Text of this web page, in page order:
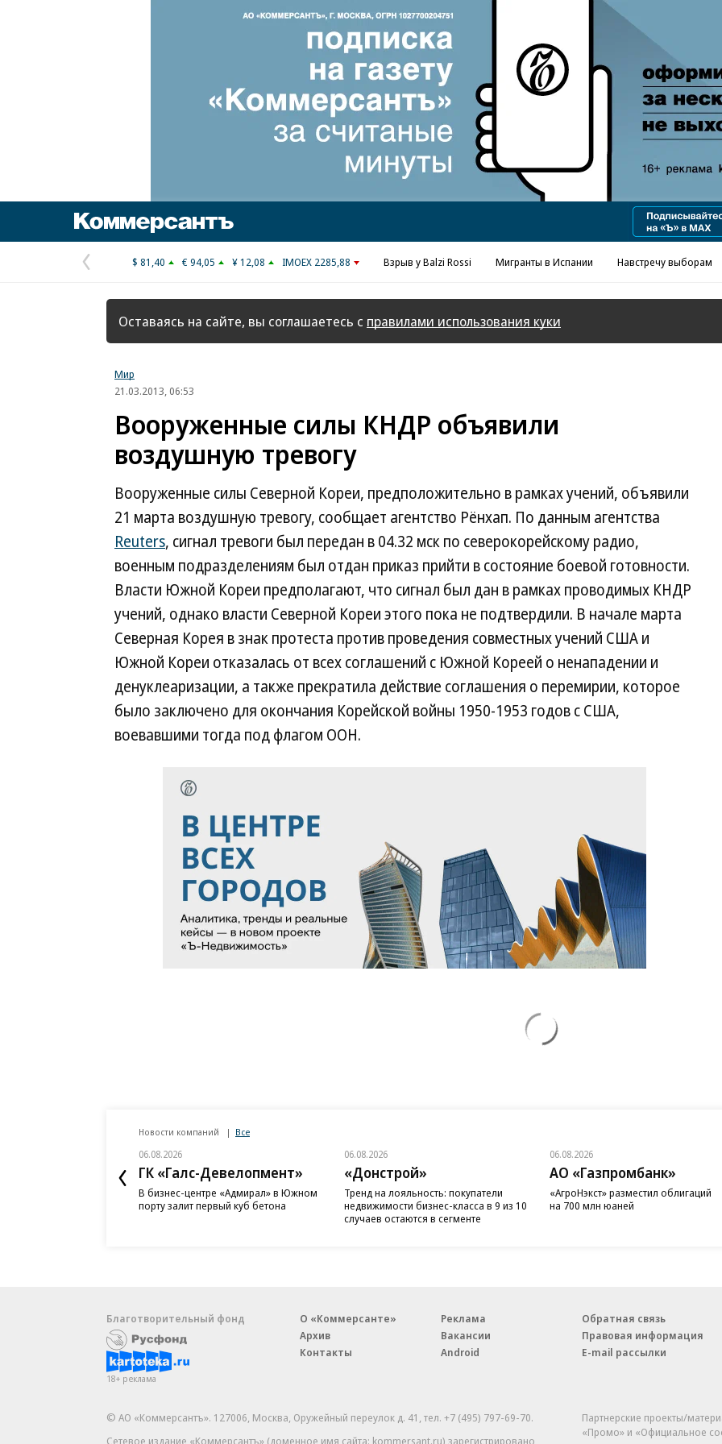
Реклама в «Ъ» www.kommersant.ru/ad
Предыдущая
страница
$ 81,40 € 94,05 ¥ 12,08 IMOEX 2285,88 Взрыв у Balzi Rossi Мигранты в Испании Навстречу выборам
Оставаясь на сайте, вы соглашаетесь с правилами использования куки
Мир
21.03.2013, 06:53
Вооруженные силы КНДР объявили
воздушную тревогу
Вооруженные силы Северной Кореи, предположительно в рамках учений, объявили
21 марта воздушную тревогу, сообщает агентство Рёнхап. По данным агентства
Reuters, сигнал тревоги был передан в 04.32 мск по северокорейскому радио,
военным подразделениям был отдан приказ прийти в состояние боевой готовности.
Власти Южной Кореи предполагают, что сигнал был дан в рамках проводимых КНДР
учений, однако власти Северной Кореи этого пока не подтвердили. В начале марта
Северная Корея в знак протеста против проведения совместных учений США и
Южной Кореи отказалась от всех соглашений с Южной Кореей о ненападении и
денуклеаризации, а также прекратила действие соглашения о перемирии, которое
было заключено для окончания Корейской войны 1950-1953 годов с США,
воевавшими тогда под флагом ООН.
Новости компаний Все
06.08.2026
ГК «Галс-Девелопмент»
В бизнес-центре «Адмирал» в Южном
порту залит первый куб бетона
06.08.2026
«Донстрой»
Тренд на лояльность: покупатели
недвижимости бизнес-класса в 9 из 10
случаев остаются в сегменте
06.08.2026
АО «Газпромбанк»
«АгроНэкст» разместил облигаций
на 700 млн юаней
Благотворительный фонд
18+ реклама
О «Коммерсанте»
Архив
Контакты
Реклама
Вакансии
Android
Обратная связь
Правовая информация
E-mail рассылки
© АО «Коммерсантъ». 127006, Москва, Оружейный переулок д. 41,тел. +7 (495) 797-69-70.
Сетевое издание «Коммерсантъ» (доменное имя сайта: kommersant.ru) зарегистрировано
Партнерские проекты/
«Промо» и «Официальное